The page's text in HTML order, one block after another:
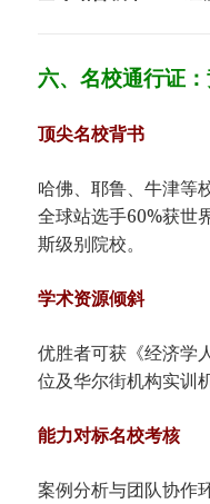
六、​​名校通行证
​顶尖名校背书​
哈佛、耶鲁、牛津等
全球站选手60%获世
斯级别院校。
学术资源倾斜​
优胜者可获《经济学
位及华尔街机构实训
​能力对标名校考核​
案例分析与团队协作